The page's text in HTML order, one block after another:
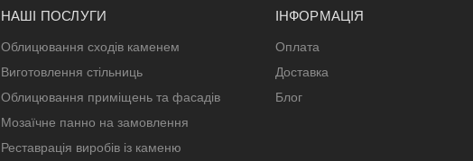
НАШІ ПОСЛУГИ
Облицювання сходів каменем
Виготовлення стільниць
Облицювання приміщень та фасадів
Мозаїчне панно на замовлення
Реставрація виробів із каменю
ІНФОРМАЦІЯ
Оплата
Доставка
Блог